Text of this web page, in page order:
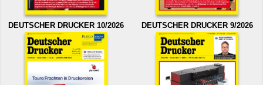
DEUTSCHER DRUCKER 10/2026 DEUTSCHER DRUCKER 9/2026